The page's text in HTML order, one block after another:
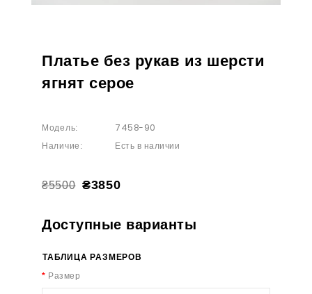
Платье без рукав из шерсти
ягнят серое
Модель: 7458-90
Наличие: Есть в наличии
₴5500 ₴3850
Доступные варианты
ТАБЛИЦА РАЗМЕРОВ
Размер